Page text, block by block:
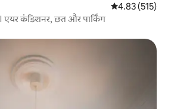
औसत रेटिंग 5 में से
4.83 (515)
कंडिशनर, छत और पार्किंग